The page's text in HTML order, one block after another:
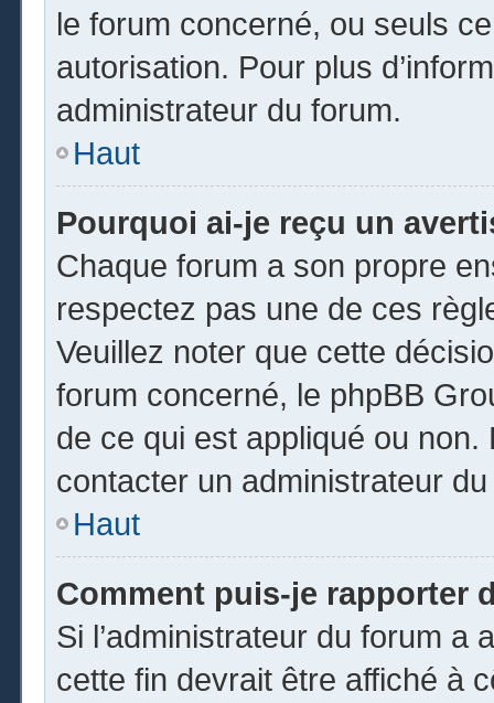
le forum concerné, ou seuls
autorisation. Pour plus
administrateur du forum.
Haut
Pourquoi ai-je reçu un
Chaque forum a son propre
respectez pas une de ces
Veuillez noter que cette
forum concerné, le phpBB
de ce qui est appliqué ou non.
contacter un administrateur
Haut
Comment puis-je rapporter
Si l’administrateur du forum a
cette fin devrait être affiché à